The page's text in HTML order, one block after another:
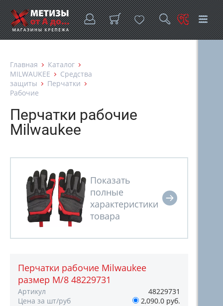
Главная
Каталог
MILWAUKEE
Средства
защиты
Перчатки
Рабочие
Перчатки рабочие
Milwaukee
Перчатки рабочие Milwaukee
размер M/8 48229731
Артикул
48229731
Цена за шт/руб
2,090.0 руб.